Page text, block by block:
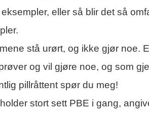
eller så blir det så
stå urørt, og ikke gjør noe.
og vil gjøre noe, og som
pillråttent spør du meg!
stort sett PBE i gang,